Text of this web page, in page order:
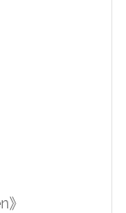
》